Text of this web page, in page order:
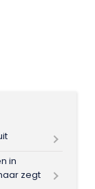
in
zegt